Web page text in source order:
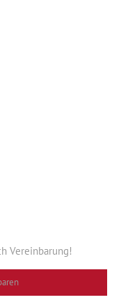
Vereinbarung!